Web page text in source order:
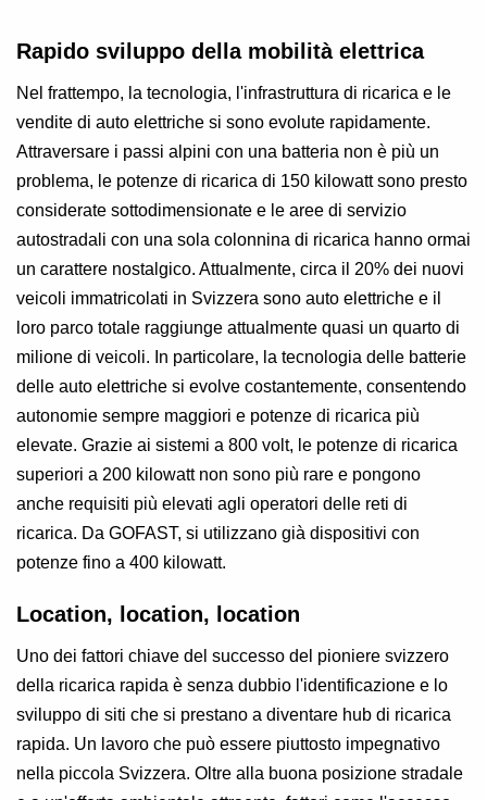
Rapido sviluppo della mobilità elettrica
Nel frattempo, la tecnologia, l'infrastruttura di ricarica e le
vendite di auto elettriche si sono evolute rapidamente.
Attraversare i passi alpini con una batteria non è più un
problema, le potenze di ricarica di 150 kilowatt sono presto
considerate sottodimensionate e le aree di servizio
autostradali con una sola colonnina di ricarica hanno ormai
un carattere nostalgico. Attualmente, circa il 20% dei nuovi
veicoli immatricolati in Svizzera sono auto elettriche e il
loro parco totale raggiunge attualmente quasi un quarto di
milione di veicoli. In particolare, la tecnologia delle batterie
delle auto elettriche si evolve costantemente, consentendo
autonomie sempre maggiori e potenze di ricarica più
elevate. Grazie ai sistemi a 800 volt, le potenze di ricarica
superiori a 200 kilowatt non sono più rare e pongono
anche requisiti più elevati agli operatori delle reti di
ricarica. Da GOFAST, si utilizzano già dispositivi con
potenze fino a 400 kilowatt.
Location, location, location
Uno dei fattori chiave del successo del pioniere svizzero
della ricarica rapida è senza dubbio l'identificazione e lo
sviluppo di siti che si prestano a diventare hub di ricarica
rapida. Un lavoro che può essere piuttosto impegnativo
nella piccola Svizzera. Oltre alla buona posizione stradale